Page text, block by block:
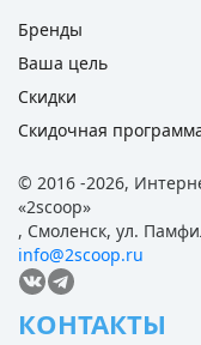
Бренды
Ваша цель
Скидки
Скидочная
© 2016 -2026,
«2scoop»
, Смоленск, ул.
info@2scoop.ru
КОНТАКТЫ